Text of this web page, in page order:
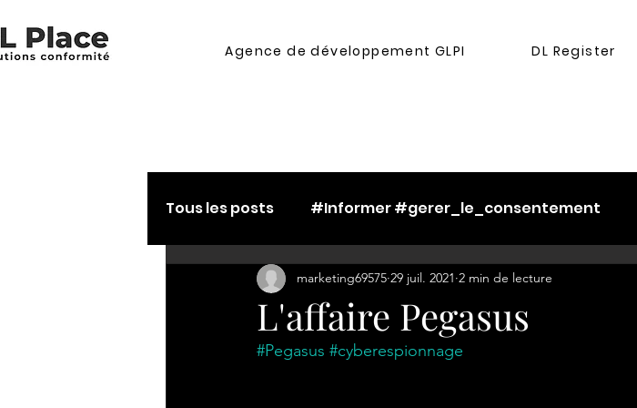
Agence de développement GLPI DL Register
Tous les posts #Informer #gerer_le_consentement
#Connaître_et_maîtriser_les_risques #ethique
#maîtriser_contractualiser_partage_
L'affaire Pegasus
marketing69575 29 juil. 2021 2 min de lecture
#Pegasus #cyberespionnage